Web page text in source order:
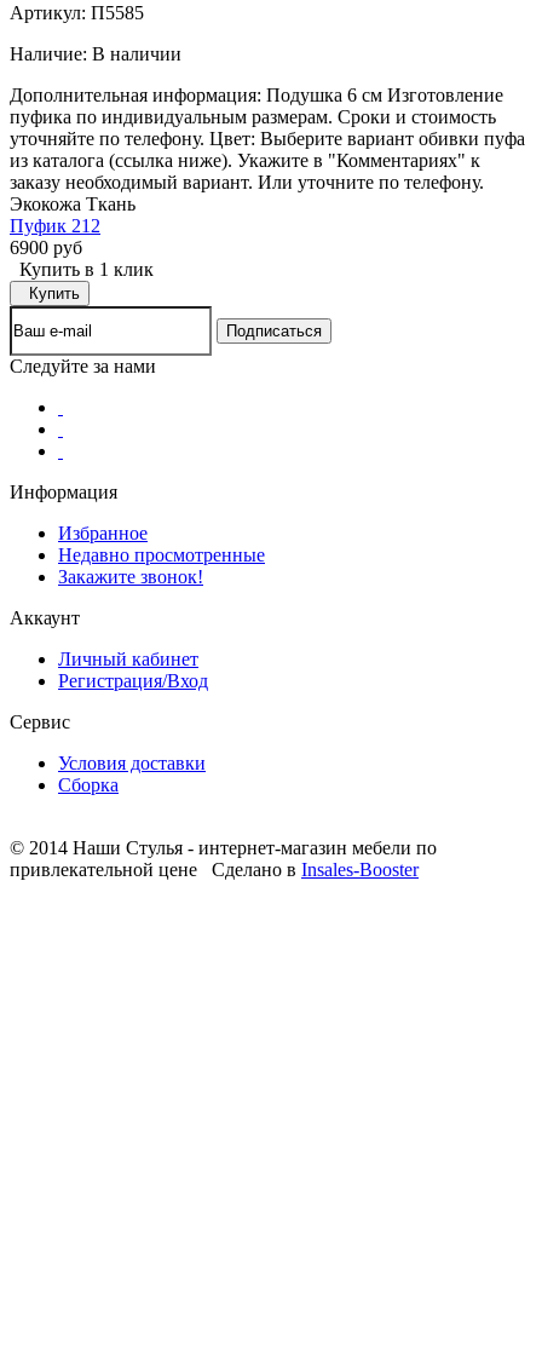
Артикул: П5585
Наличие: В наличии
Дополнительная информация: Подушка 6 см Изготовление
пуфика по индивидуальным размерам. Сроки и стоимость
уточняйте по телефону. Цвет: Выберите вариант обивки пуфа
из каталога (ссылка ниже). Укажите в "Комментариях" к
заказу необходимый вариант. Или уточните по телефону.
Экокожа Ткань
Пуфик 212
6900 руб
Купить в 1 клик
Купить
Следуйте за нами
Информация
Избранное
Недавно просмотренные
Закажите звонок!
Аккаунт
Личный кабинет
Регистрация/Вход
Сервис
Условия доставки
Сборка
© 2014 Наши Стулья - интернет-магазин мебели по
привлекательной цене
Сделано в Insales-Booster